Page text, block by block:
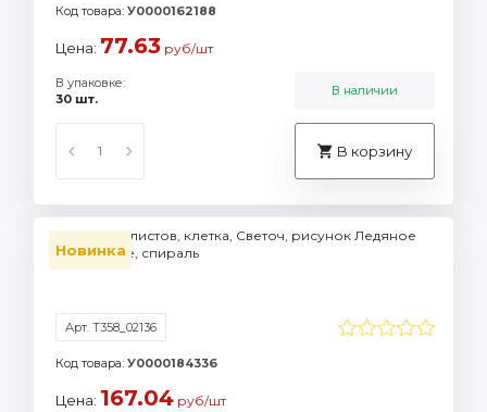
Код товара: У0000162188
Цена: 77.63 руб/шт
В упаковке:
30 шт.
В наличии
В корзину
Новинка
Тетрадь 96 листов, клетка, Светоч, рисунок Ледяное
безмолвие, спираль
Арт. Т358_02136
Код товара: У0000184336
Цена: 167.04 руб/шт